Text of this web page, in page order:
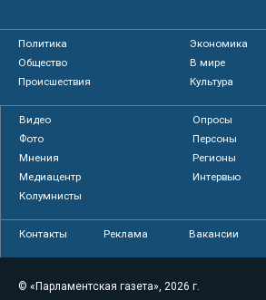
Политика
Экономика
Общество
В мире
Происшествия
Культура
Видео
Опросы
Фото
Персоны
Мнения
Регионы
Медиацентр
Интервью
Колумнисты
Контакты Реклама Вакансии
© «Парламентская газета», 2026 г.